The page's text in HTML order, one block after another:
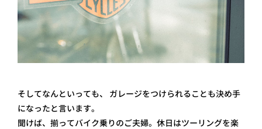
そしてなんといっても、 ガレージをつけられることも決め手
になったと言います。
聞けば、揃ってバイク乗りのご夫婦。休日はツーリングを楽